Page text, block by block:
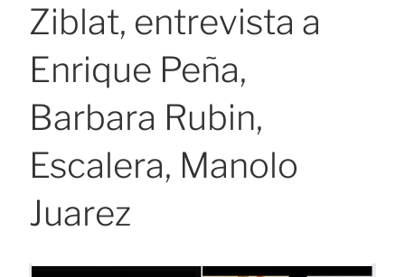
Ziblat, entrevista a
Enrique Peña,
Barbara Rubin,
Escalera, Manolo
Juarez